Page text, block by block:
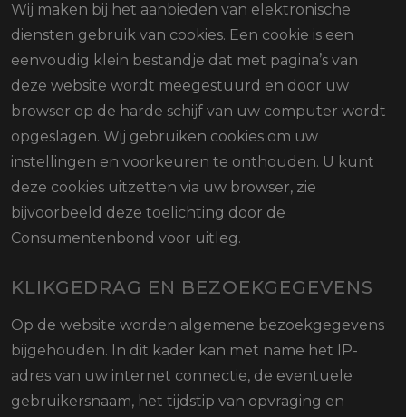
Wij maken bij het aanbieden van elektronische
diensten gebruik van cookies. Een cookie is een
eenvoudig klein bestandje dat met pagina’s van
deze website wordt meegestuurd en door uw
browser op de harde schijf van uw computer wordt
opgeslagen. Wij gebruiken cookies om uw
instellingen en voorkeuren te onthouden. U kunt
deze cookies uitzetten via uw browser, zie
bijvoorbeeld deze toelichting door de
Consumentenbond voor uitleg.
KLIKGEDRAG EN BEZOEKGEGEVENS
Op de website worden algemene bezoekgegevens
bijgehouden. In dit kader kan met name het IP-
adres van uw internet connectie, de eventuele
gebruikersnaam, het tijdstip van opvraging en